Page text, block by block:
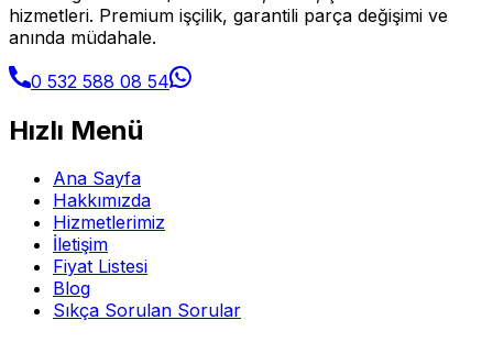
hizmetleri. Premium işçilik, garantili parça değişimi ve
anında müdahale.
0 532 588 08 54
Hızlı Menü
Ana Sayfa
Hakkımızda
Hizmetlerimiz
İletişim
Fiyat Listesi
Blog
Sıkça Sorulan Sorular